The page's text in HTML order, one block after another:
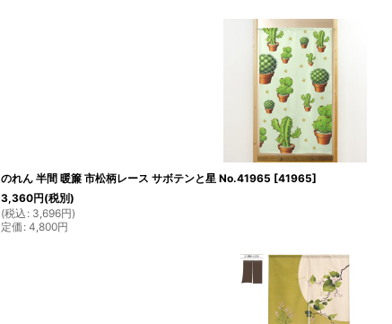
のれん 半間 暖簾 市松柄レース サボテンと星 No.41965 [41965]
3,360円(税別)
(税込 : 3,696円)
定価 : 4,800円